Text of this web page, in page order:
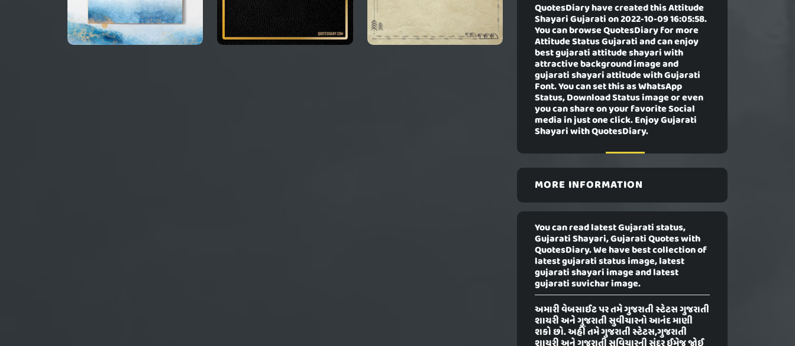
QuotesDiary have created thisAttitude
Shayari Gujaration 2022-10-09 16:05:58.
You can browse QuotesDiary for more
Attitude Status Gujarati and can enjoy
best gujarati attitude shayari with
attractive background image and
gujarati shayari attitude with Gujarati
Font. You can set this as WhatsApp
Status, Download Status image or even
you can share on your favorite Social
media in just one click. Enjoy Gujarati
Shayari with QuotesDiary.
MORE INFORMATION
You can read latest Gujarati status,
Gujarati Shayari, Gujarati Quotes with
QuotesDiary. We have best collection of
latest gujarati status image, latest
gujarati shayari image and latest
gujarati suvichar image.
અમારી વેબસાઈટ પર તમે ગુજરાતી સ્ટેટસ ગુજરાતી
શાયરી અને ગુજરાતી સુવીચારનો આનંદ માણી
શકો છો. અહીં તમે ગુજરાતી સ્ટેટસ,ગુજરાતી